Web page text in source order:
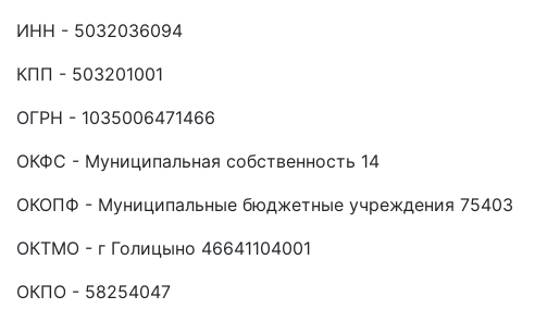
ИНН - 5032036094
КПП - 503201001
ОГРН - 1035006471466
ОКФС - Муниципальная собственность 14
ОКОПФ - Муниципальные бюджетные учреждения 75403
ОКТМО - г Голицыно 46641104001
ОКПО - 58254047